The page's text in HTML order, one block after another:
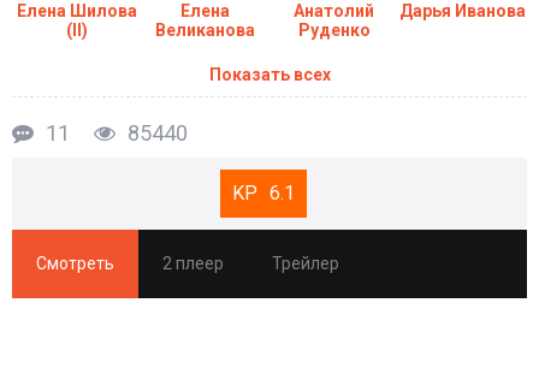
Елена Шилова
(II)
Елена
Великанова
Анатолий
Руденко
Дарья Иванова
Показать всех
11 85440
6.1
Смотреть 2 плеер Трейлер